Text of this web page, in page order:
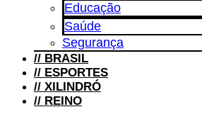
Educação
Saúde
Segurança
// BRASIL
// ESPORTES
// XILINDRÓ
// REINO